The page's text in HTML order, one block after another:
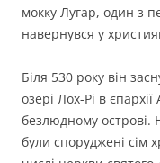
мокку Лугар, один з
навернувся у
Біля 530 року він
озері Лох-Рі в
безлюдному острові.
були споруджені сім